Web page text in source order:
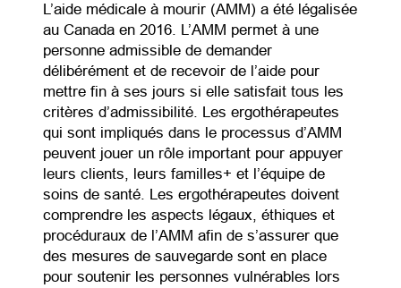
L’aide médicale à mourir (AMM) a été légalisée
au Canada en 2016. L’AMM permet à une
personne admissible de demander
délibérément et de recevoir de l’aide pour
mettre fin à ses jours si elle satisfait tous les
critères d’admissibilité. Les ergothérapeutes
qui sont impliqués dans le processus d’AMM
peuvent jouer un rôle important pour appuyer
leurs clients, leurs familles+ et l’équipe de
soins de santé. Les ergothérapeutes doivent
comprendre les aspects légaux, éthiques et
procéduraux de l’AMM afin de s’assurer que
des mesures de sauvegarde sont en place
pour soutenir les personnes vulnérables lors